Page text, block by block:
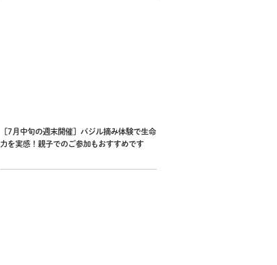
［7月中旬の週末開催］バジル摘み体験で生命
力を実感！親子でのご参加もおすすめです